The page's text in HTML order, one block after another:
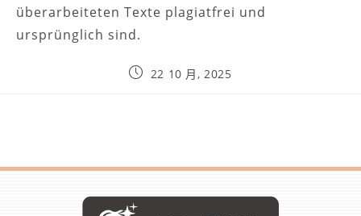
überarbeiteten Texte plagiatfrei und
ursprünglich sind.
22 10 月, 2025